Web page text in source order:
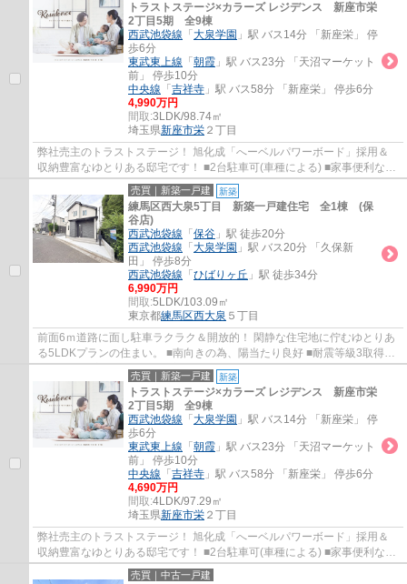
トラストステージ×カラーズ レジデンス 新座市栄
2丁目5期 全9棟
西武池袋線 「 大泉学園 」駅 バス14分 「新座栄」 停
歩6分
東武東上線 「 朝霞 」駅 バス23分 「天沼マーケット
前」 停歩10分
中央線 「 吉祥寺 」駅 バス58分 「新座栄」 停歩6分
4,990万円
間取:3LDK/98.74㎡
埼玉県新座市栄 ２丁目
弊社売主のトラストステージ！ 旭化成「へーベルパワーボード」採用＆
収納豊富なゆとりある邸宅です！ ■2台駐車可(車種による) ■家事便利な水
回り集中設計 ■LDK17帖以上(折上天井採用...
売買｜新築一戸建 新築
練馬区西大泉5丁目 新築一戸建住宅 全1棟 (保
谷店)
西武池袋線 「 保谷 」駅 徒歩20分
西武池袋線 「 大泉学園 」駅 バス20分 「久保新
田」 停歩8分
西武池袋線 「 ひばりヶ丘 」駅 徒歩34分
6,990万円
間取:5LDK/103.09㎡
東京都練馬区西大泉 ５丁目
前面6ｍ道路に面し駐車ラクラク＆開放的！ 閑静な住宅地に佇むゆとりあ
る5LDKプランの住まい。 ■南向きの為、陽当たり良好 ■耐震等級3取得の
地震に強い家 ■LDK18.2帖+対面式キッチン ...
売買｜新築一戸建 新築
トラストステージ×カラーズ レジデンス 新座市栄
2丁目5期 全9棟
西武池袋線 「 大泉学園 」駅 バス14分 「新座栄」 停
歩6分
東武東上線 「 朝霞 」駅 バス23分 「天沼マーケット
前」 停歩10分
中央線 「 吉祥寺 」駅 バス58分 「新座栄」 停歩6分
4,690万円
間取:4LDK/97.29㎡
埼玉県新座市栄 ２丁目
弊社売主のトラストステージ！ 旭化成「へーベルパワーボード」採用＆
収納豊富なゆとりある邸宅です！ ■2台駐車可(車種による) ■家事便利な水
回り集中設計 ■LDK17帖以上(折上天井採用...
売買｜中古一戸建